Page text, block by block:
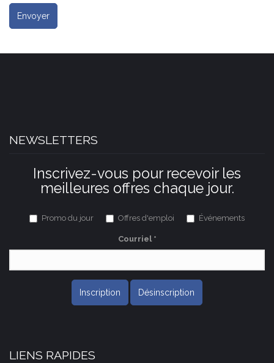
Envoyer
NEWSLETTERS
Inscrivez-vous pour recevoir les
meilleures offres chaque jour.
Promo du jour Offres d'emploi Événements
Courriel *
Inscription Désinscription
LIENS RAPIDES